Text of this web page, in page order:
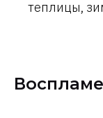
теплицы,